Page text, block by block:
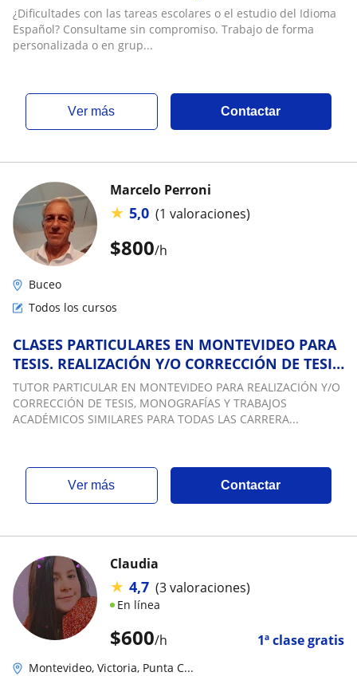
¿Dificultades con las tareas escolares o el estudio del Idioma
Español? Consultame sin compromiso. Trabajo de forma
personalizada o en grup...
ver más Contactar
$800/h
Marcelo Perroni
★ 5,0 (1 valoraciones)
Buceo
Todos los cursos
CLASES PARTICULARES EN MONTEVIDEO PARA
TESIS. REALIZACIÓN Y/O CORRECCIÓN DE TESIS,
MONOGRAFÍAS Y TRABAJOS ACADÉMICOS
SIMILARES
TUTOR PARTICULAR EN MONTEVIDEO PARA REALIZACIÓN Y/O
CORRECCIÓN DE TESIS, MONOGRAFÍAS Y TRABAJOS
ACADÉMICOS SIMILARES PARA TODAS LAS CARRERA...
ver más Contactar
$600/h 1ª clase gratis
Claudia
★ 4,7 (3 valoraciones)
En línea
Montevideo, Victoria, Punta C...